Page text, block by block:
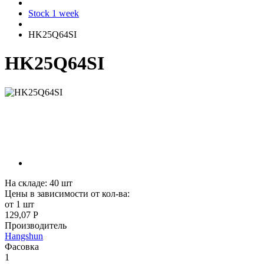
Stock 1 week
HK25Q64SI
HK25Q64SI
На складе: 40 шт
Цены в зависимости от кол-ва:
от 1 шт
129,07 Р
Производитель
Hangshun
Фасовка
1